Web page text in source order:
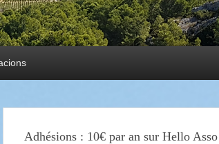
Adhésions : 10€ par an sur Hello Asso